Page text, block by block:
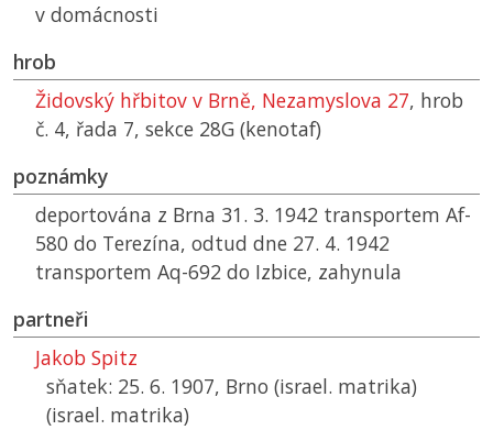
v domácnosti
hrob
Židovský hřbitov v Brně, Nezamyslova 27, hrob
č. 4, řada 7, sekce 28G (kenotaf)
poznámky
deportována z Brna 31. 3. 1942 transportem Af-
580 do Terezína, odtud dne 27. 4. 1942
transportem Aq-692 do Izbice, zahynula
partneři
Jakob Spitz
sňatek: 25. 6. 1907, Brno (israel. matrika)
(israel. matrika)